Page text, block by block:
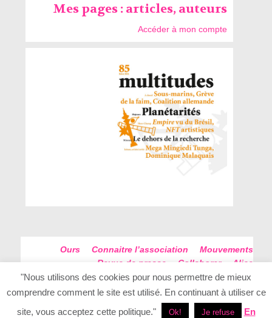
Mes pages : articles, auteurs
Accéder à mon compte
Ours Connaitre l’association
Mouvements
Revue de presse
Collaborer
Alice
Futur Antérieur
Plan du site
"Nous utilisons des cookies pour nous permettre de mieux
comprendre comment le site est utilisé. En continuant à utiliser ce
site, vous acceptez cette politique."
Ok! Je refuse En